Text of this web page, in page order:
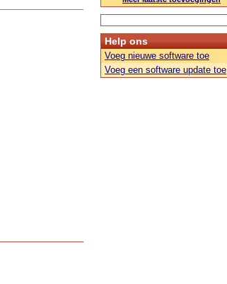
Help ons
Voeg nieuwe software toe
Voeg een software update toe